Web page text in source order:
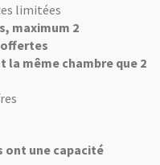
limitées
maximum 2
la même chambre que 2
ont une capacité